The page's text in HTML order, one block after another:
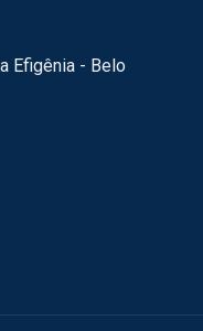
Efigênia - Belo